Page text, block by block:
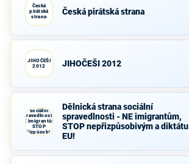
Česká
pirátská
strana
Česká pirátská strana
JIHOČEŠI
2012
JIHOČEŠI 2012
sociální
spravedlnosti -
NE imigrantům,
STOP
nepřizpůsobivým
a diktátu EU!
Dělnická strana sociální
spravedlnosti - NE imigrantům,
STOP nepřizpůsobivým a diktátu
EU!